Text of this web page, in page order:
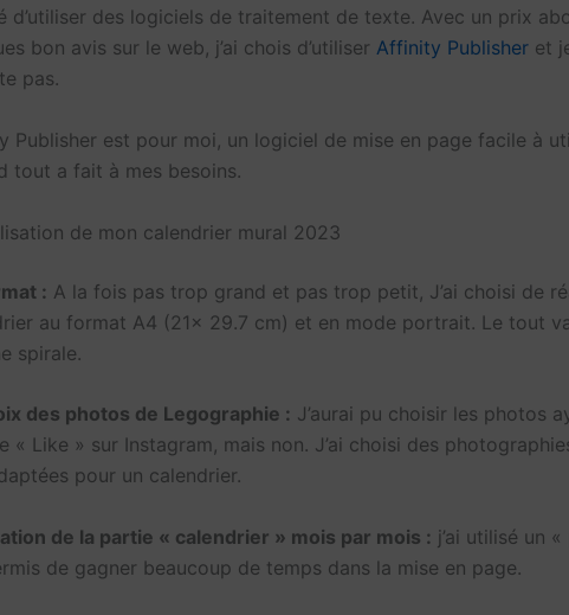
d’utiliser des logiciels de traitement de texte. Avec un prix
bon avis sur le web, j’ai chois d’utiliser Affinity Publisher et
pas.
Publisher est pour moi, un logiciel de mise en page facile à
tout a fait à mes besoins.
de mon calendrier mural 2023
: A la fois pas trop grand et pas trop petit, J’ai choisi de
au format A4 (21x 29.7 cm) et en mode portrait. Le tout
spirale.
des photos de Legographie : J’aurai pu choisir les photos
« Like » sur Instagram, mais non. J’ai choisi des
pour un calendrier.
de la partie « calendrier » mois par mois : j’ai utilisé un
de gagner beaucoup de temps dans la mise en page.